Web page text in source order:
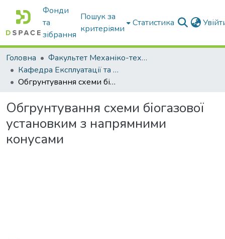
Фонди
та
зібрання
Пошук за
критеріями
Статистика
Головна
Факультет Механіко-технологічний
Кафедра Експлуатації та технічного сервісу машин
Обгрунтування схеми біогазової установким з напрямними конусами
Обгрунтування схеми біогазової
установким з напрямними
конусами